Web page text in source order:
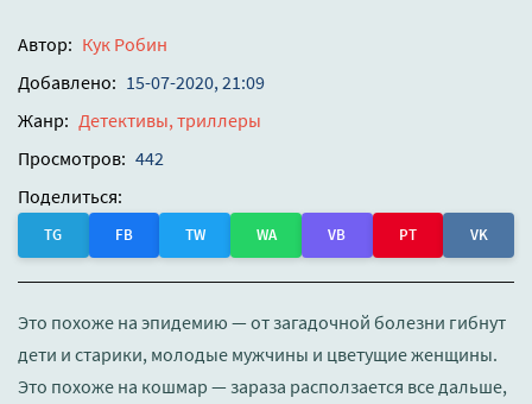
Автор: Кук Робин
Добавлено: 15-07-2020, 21:09
Жанр: Детективы, триллеры
Просмотров: 442
Поделиться:
TG FB TW WA VB PT VK
Это похоже на эпидемию — от загадочной болезни гибнут
дети и старики, молодые мужчины и цветущие женщины.
Это похоже на кошмар — зараза расползается все дальше,